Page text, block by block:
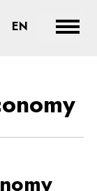
aspekty
EN CHANGE